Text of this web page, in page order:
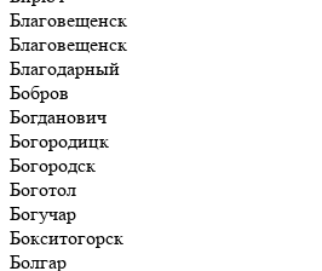
Благовещенск
Благовещенск
Благодарный
Бобров
Богданович
Богородицк
Богородск
Боготол
Богучар
Бокситогорск
Болгар